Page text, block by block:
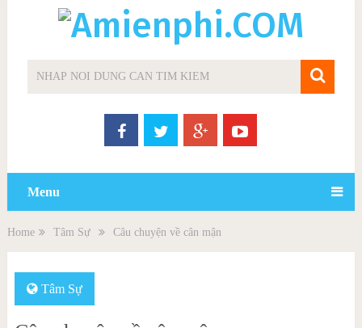
Menu
Home Tâm Sự Câu chuyện về cân mận
Tâm Sự